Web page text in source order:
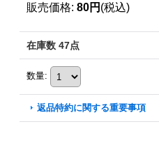
販売価格: 80円 (税込)
在庫数 47点
数量:
返品特約に関する重要事項